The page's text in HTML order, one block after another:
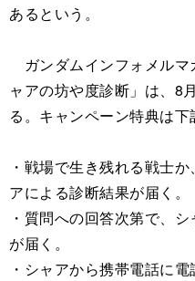
あるという。
ガンダムインフォメルマ
ャアの坊や度診断」は、8
る。キャンペーン特典は下
・戦場で生き残れる戦士
アによる診断結果が届く。
・質問への回答次第で、
が届く。
・シャアから携帯電話に電